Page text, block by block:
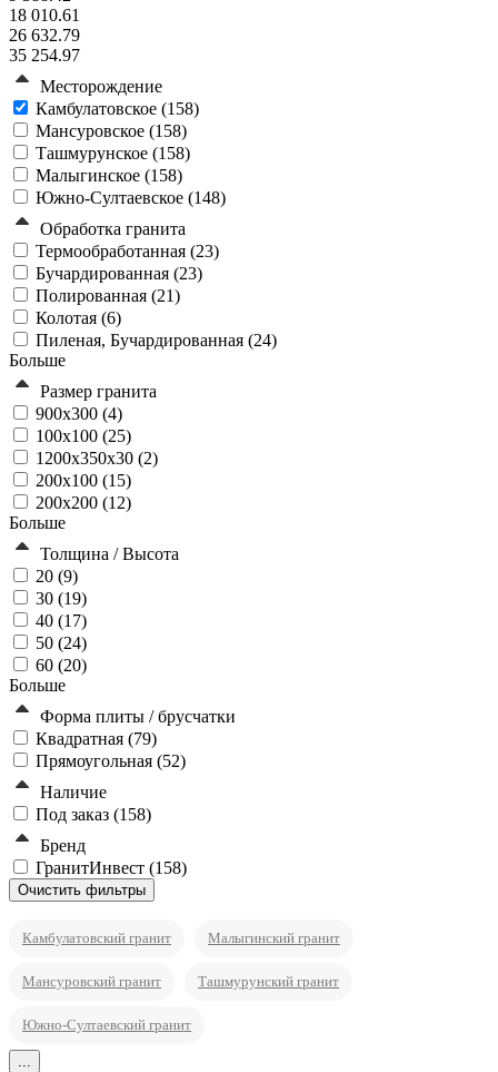
18 010.61
26 632.79
35 254.97
Месторождение
Камбулатовское (158)
Мансуровское (158)
Ташмурунское (158)
Малыгинское (158)
Южно-Султаевское (148)
Обработка гранита
Термообработанная (23)
Бучардированная (23)
Полированная (21)
Колотая (6)
Пиленая, Бучардированная (24)
Больше
Размер гранита
900х300 (4)
100х100 (25)
1200x350x30 (2)
200х100 (15)
200х200 (12)
Больше
Толщина / Высота
20 (9)
30 (19)
40 (17)
50 (24)
60 (20)
Больше
Форма плиты / брусчатки
Квадратная (79)
Прямоугольная (52)
Наличие
Под заказ (158)
Бренд
ГранитИнвест (158)
Камбулатовский гранит Малыгинский гранит
Мансуровский гранит Ташмурунский гранит
Южно-Султаевский гранит
...